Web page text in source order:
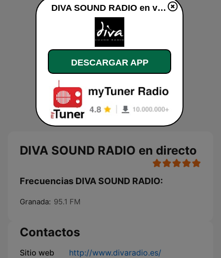
DIVA SOUND RADIO en directo
Frecuencias DIVA SOUND RADIO:
Granada: 95.1 FM
Contactos
Sitio web http://www.divaradio.es/
DIVA SOUND RADIO en vivo
DESCARGAR APP